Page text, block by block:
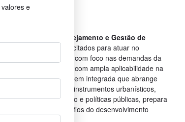
e
Planejamento e Gestão de
forma profissionais capacitados para atuar no
e na gestão territorial, com foco nas demandas da
pública, mas também com ampla aplicabilidade na
Com uma abordagem integrada que abrange
de gestão ambiental e instrumentos urbanísticos,
direito urbanístico e políticas públicas, prepara
para enfrentar os desafios do desenvolvimento